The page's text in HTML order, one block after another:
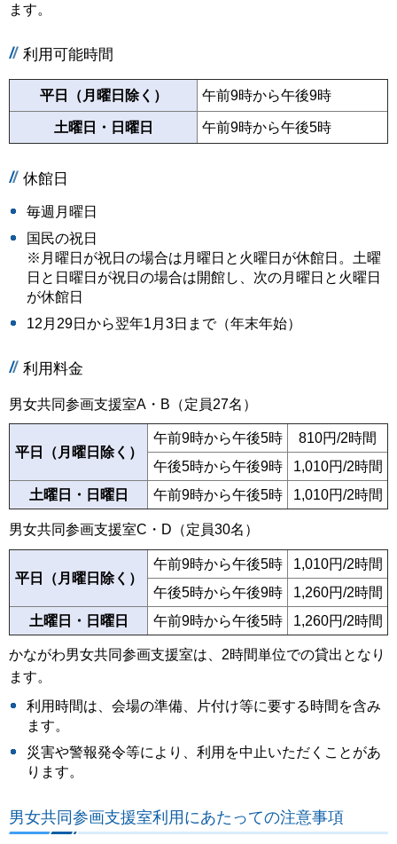
ます。
利用可能時間
平日（月曜日除く） 午前9時から午後9時
土曜日・日曜日 午前9時から午後5時
休館日
毎週月曜日
国民の祝日
※月曜日が祝日の場合は月曜日と火曜日が休館日。土曜
日と日曜日が祝日の場合は開館し、次の月曜日と火曜日
が休館日
12月29日から翌年1月3日まで（年末年始）
利用料金
男女共同参画支援室A・B（定員27名）
平日（月曜日除く）
午前9時から午後5時
810円/2時間
午後5時から午後9時
1,010円/2時間
土曜日・日曜日
午前9時から午後5時 1,010円/2時間
男女共同参画支援室C・D（定員30名）
平日（月曜日除く）
午前9時から午後5時
1,010円/2時間
午後5時から午後9時
1,260円/2時間
土曜日・日曜日
午前9時から午後5時 1,260円/2時間
かながわ男女共同参画支援室は、2時間単位での貸出となり
ます。
利用時間は、会場の準備、片付け等に要する時間を含み
ます。
災害や警報発令等により、利用を中止いただくことがあ
ります。
男女共同参画支援室利用にあたっての注意事項